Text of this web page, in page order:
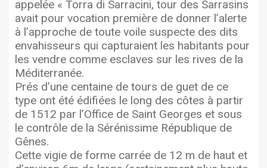
appelée « Torra di Sarracini, tour des Sarrasins
avait pour vocation première de donner l’alerte
à l’approche de toute voile suspecte des dits
envahisseurs qui capturaient les habitants pour
les vendre comme esclaves sur les rives de la
Méditerranée.
Prés d’une centaine de tours de guet de ce
type ont été édifiées le long des côtes à partir
de 1512 par l’Office de Saint Georges et sous
le contrôle de la Sérénissime République de
Gênes.
Cette vigie de forme carrée de 12 m de haut et